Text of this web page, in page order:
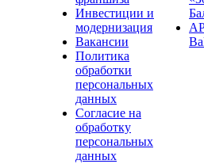
Инвестиции и
модернизация
Вакансии
Политика
обработки
персональных
данных
Согласие на
обработку
персональных
данных